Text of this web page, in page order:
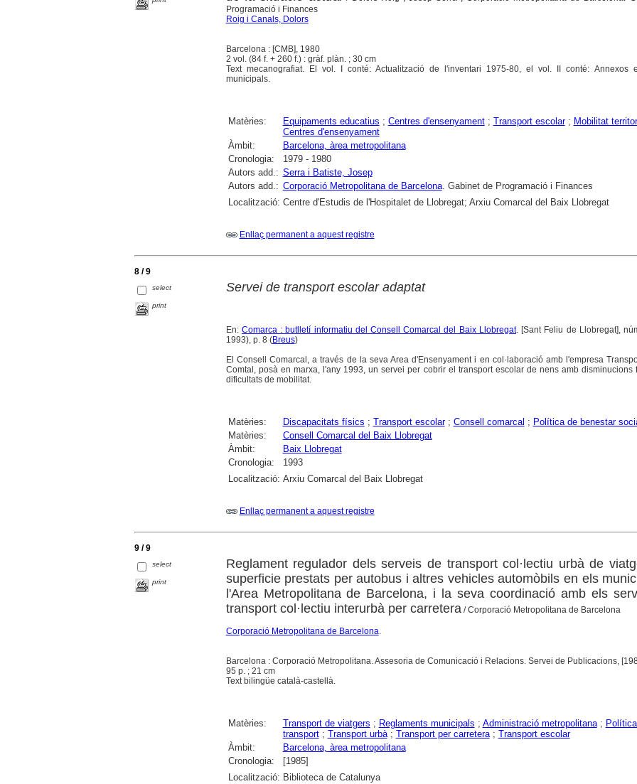
Programació i Finances
Roig i Canals, Dolors
Barcelona : [CMB], 1980
2 vol. (84 f. + 260 f.) : gràf. plàn. ; 30 cm
Text mecanografiat. El vol. I conté: Actualització de l'inventari 1975-80, el vol. II conté: Annexos
municipals.
Matèries: Equipaments educatius ; Centres d'ensenyament; Transport escolar; Mobilitat
Centres d'ensenyament
Àmbit:
Barcelona, àrea metropolitana
Cronologia:
1979 - 1980
Autors add.: Serra i Batiste, Josep
Autors add.: Corporació Metropolitana de Barcelona. Gabinet de Programació i Finances
Localització: Centre d'Estudis de l'Hospitalet de Llobregat; Arxiu Comarcal del Baix Llobregat
Enllaç permanent a aquest registre
8 / 9
select
print
Servei de transport escolar adaptat
En: Comarca : butlletí informatiu del Consell Comarcal del Baix Llobregat. [Sant Feliu de Llobregat],
1993), p. 8 (Breus)
El Consell Comarcal, a través de la seva Area d'Ensenyament i en col·laboració amb l'empresa
Comtal, posà en marxa, l'any 1993, un servei per cobrir el transport escolar de nens amb disminucions
dificultats de mobilitat.
Matèries: Discapacitats físics ; Transport escolar; Consell comarcal ; Política de benestar
Matèries:
Consell Comarcal del Baix Llobregat
Àmbit:
Baix Llobregat
Cronologia:
1993
Localització: Arxiu Comarcal del Baix Llobregat
Enllaç permanent a aquest registre
9 / 9
select
print
Reglament regulador dels serveis de transport col·lectiu urbà de
superficie prestats per autobus i altres vehicles automòbils en els
l'Area Metropolitana de Barcelona, i la seva coordinació amb els
transport col·lectiu interurbà per carretera/ Corporació Metropolitana de Barcelona
Corporació Metropolitana de Barcelona.
Barcelona : Corporació Metropolitana. Assesoria de Comunicació i Relacions. Servei de Publicacions,
95 p. ; 21 cm
Text bilingüe català-castellà.
Matèries: Transport de viatgers ; Reglaments municipals ; Administració metropolitana;
transport; Transport urbà; Transport per carretera; Transport escolar
Àmbit:
Barcelona, àrea metropolitana
Cronologia:
[1985]
Localització: Biblioteca de Catalunya